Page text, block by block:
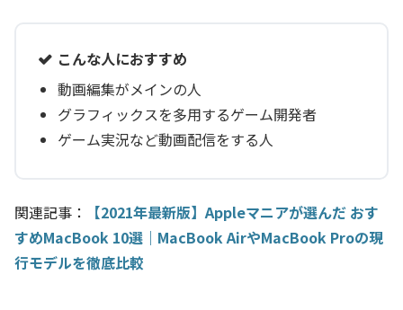
こんな人におすすめ
動画編集がメインの人
グラフィックスを多用するゲーム開発者
ゲーム実況など動画配信をする人
関連記事：
【2021年最新版】Appleマニアが選んだ おす
すめMacBook 10選｜MacBook AirやMacBook Proの現
行モデルを徹底比較